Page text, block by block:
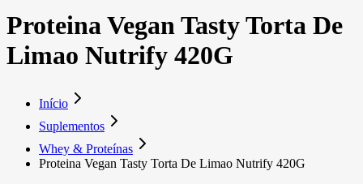
Proteina Vegan Tasty Torta De
Limao Nutrify 420G
Início
Suplementos
Whey & Proteínas
Proteina Vegan Tasty Torta De Limao Nutrify 420G